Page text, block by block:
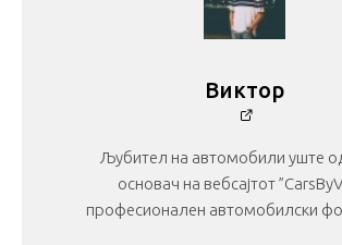
Виктор
Љубител на автомобили уште
основач на вебсајтот
професионален автомобилски